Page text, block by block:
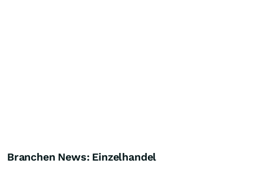
Branchen News: Einzelhandel